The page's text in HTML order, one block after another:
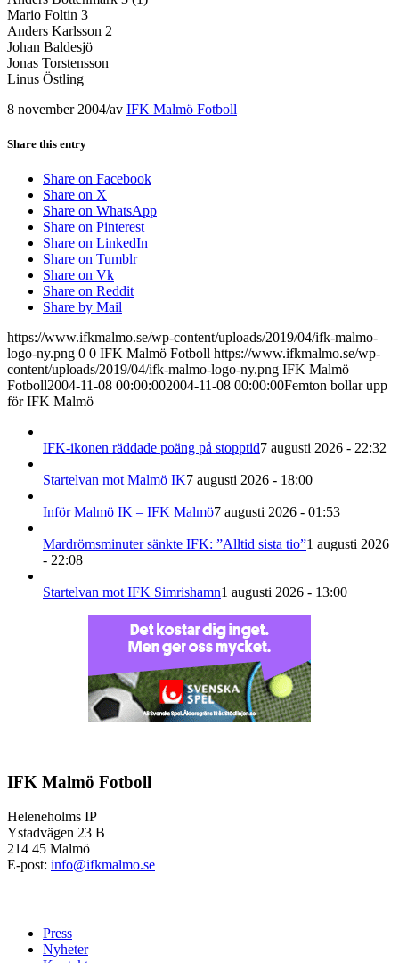
Mario Foltin 3
Anders Karlsson 2
Johan Baldesjö
Jonas Torstensson
Linus Östling
8 november 2004/av IFK Malmö Fotboll
Share this entry
Share on Facebook
Share on X
Share on WhatsApp
Share on Pinterest
Share on LinkedIn
Share on Tumblr
Share on Vk
Share on Reddit
Share by Mail
https://www.ifkmalmo.se/wp-content/uploads/2019/04/ifk-malmo-
logo-ny.png 0 0 IFK Malmö Fotboll https://www.ifkmalmo.se/wp-
content/uploads/2019/04/ifk-malmo-logo-ny.png IFK Malmö
Fotboll2004-11-08 00:00:002004-11-08 00:00:00Femton bollar upp
för IFK Malmö
IFK-ikonen räddade poäng på stopptid7 augusti 2026 - 22:32
Startelvan mot Malmö IK7 augusti 2026 - 18:00
Inför Malmö IK – IFK Malmö7 augusti 2026 - 01:53
Mardrömsminuter sänkte IFK: ”Alltid sista tio”1 augusti 2026
- 22:08
Startelvan mot IFK Simrishamn1 augusti 2026 - 13:00
IFK Malmö Fotboll
Heleneholms IP
Ystadvägen 23 B
214 45 Malmö
E-post: info@ifkmalmo.se
Press
Nyheter